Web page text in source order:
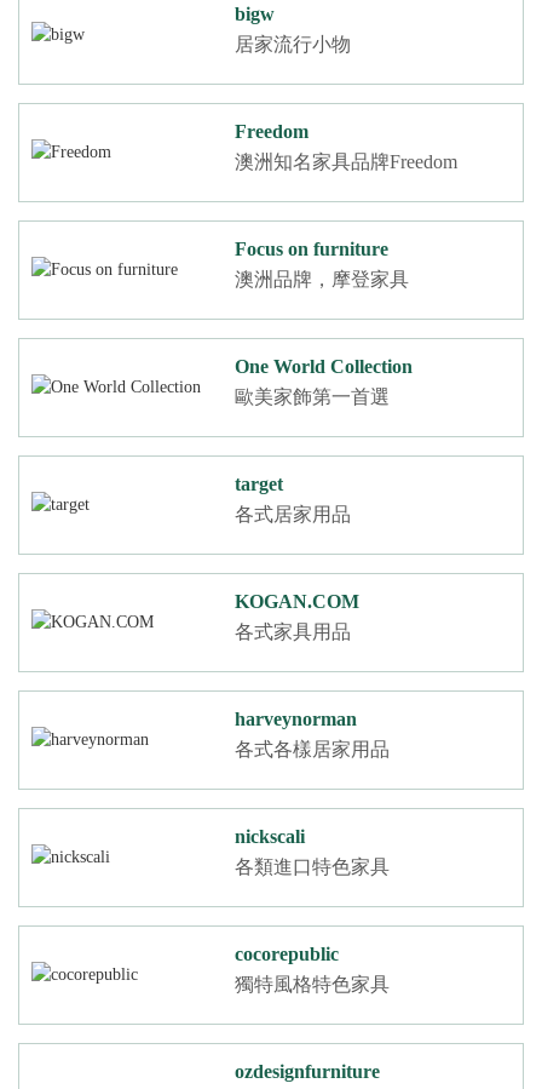
bigw
居家流行小物
Freedom
澳洲知名家具品牌Freedom
Focus on furniture
澳洲品牌，摩登家具
One World Collection
歐美家飾第一首選
target
各式居家用品
KOGAN.COM
各式家具用品
harveynorman
各式各樣居家用品
nickscali
各類進口特色家具
cocorepublic
獨特風格特色家具
ozdesignfurniture